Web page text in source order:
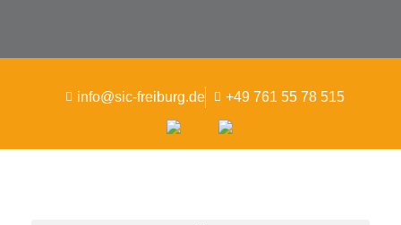
info@sic-freiburg.de +49 761 55 78 515